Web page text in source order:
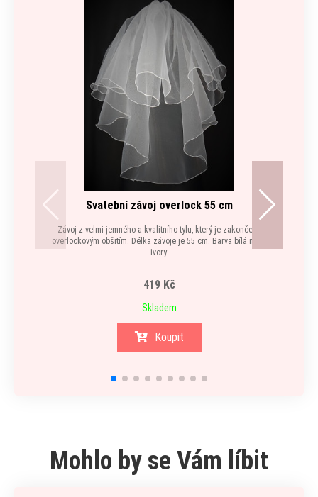
Svatební závoj overlock 55 cm
Závoj z velmi jemného a kvalitního tylu, který je zakončený
overlockovým obšitím. Délka závoje je 55 cm. Barva bílá nebo
ivory.
419 Kč
Skladem
Koupit
Mohlo by se Vám líbit